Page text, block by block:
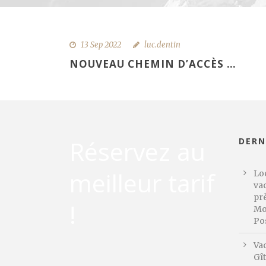
13 Sep 2022 luc.dentin
NOUVEAU CHEMIN D’ACCÈS …